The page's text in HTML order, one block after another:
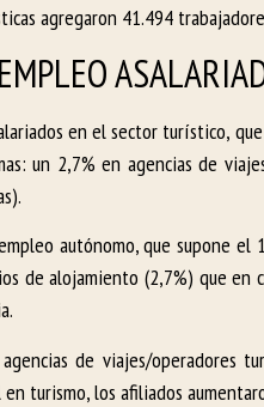
agregaron 41.494
en el sector turístico,
un 2,7% en agencias de
autónomo, que supone
de alojamiento (2,7%) que en
de viajes/operadores
en turismo, los afiliados